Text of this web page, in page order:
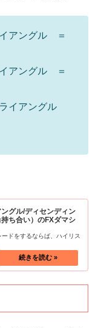
イアングル ＝
イアングル ＝
イアングル
グル/ディセンディン
ち合い）のFXダマシ
ドをするならば、ハイリス